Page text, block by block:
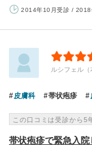
2014年10月受診 / 2018
ルシフェル（
皮膚科 帯状疱疹
この口コミは受診から5
帯状疱疹で緊急入